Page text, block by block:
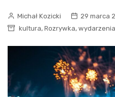
Michał Kozicki
29 marca
kultura, Rozrywka, wydarzenia